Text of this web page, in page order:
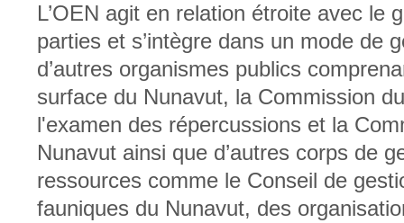
L’OEN agit en relation étroite avec le
parties et s’intègre dans un mode de
d’autres organismes publics
surface du Nunavut, la Commission
l'examen des répercussions et la
Nunavut ainsi que d’autres corps de
ressources comme le Conseil de
fauniques du Nunavut, des